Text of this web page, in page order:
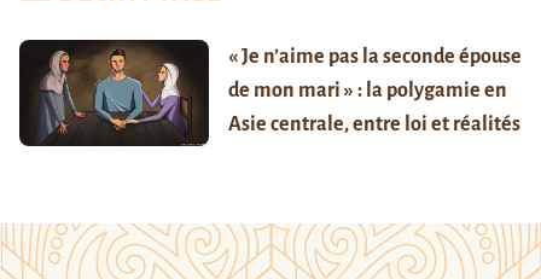
« Je n’aime pas la seconde épouse
de mon mari » : la polygamie en
Asie centrale, entre loi et réalités